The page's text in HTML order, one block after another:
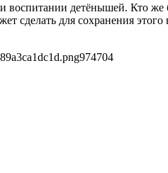
и воспитании детёнышей. Кто
для сохранения этого
974704